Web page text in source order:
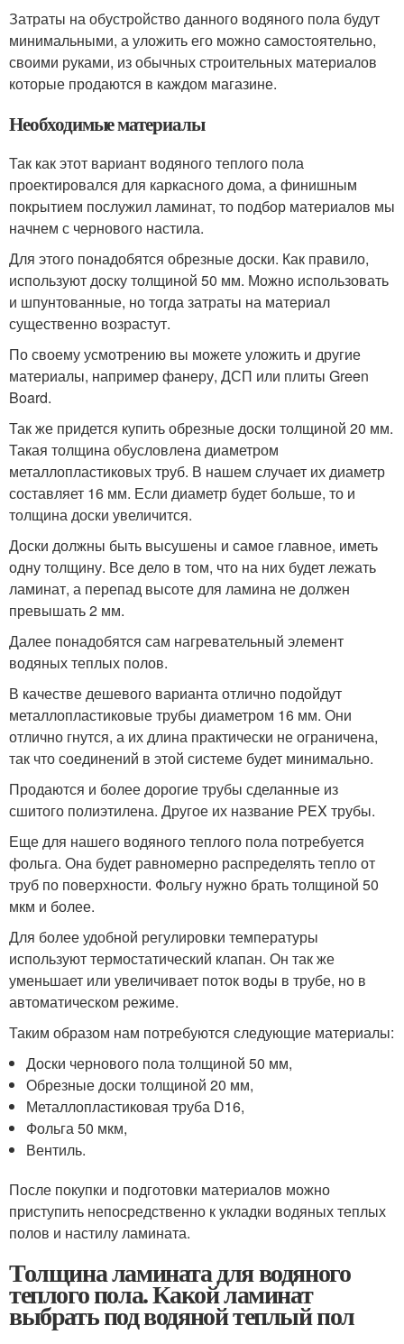
Затраты на обустройство данного водяного пола будут
минимальными, а уложить его можно самостоятельно,
своими руками, из обычных строительных материалов
которые продаются в каждом магазине.
Необходимые материалы
Так как этот вариант водяного теплого пола
проектировался для каркасного дома, а финишным
покрытием послужил ламинат, то подбор материалов мы
начнем с чернового настила.
Для этого понадобятся обрезные доски. Как правило,
используют доску толщиной 50 мм. Можно использовать
и шпунтованные, но тогда затраты на материал
существенно возрастут.
По своему усмотрению вы можете уложить и другие
материалы, например фанеру, ДСП или плиты Green
Board.
Так же придется купить обрезные доски толщиной 20 мм.
Такая толщина обусловлена диаметром
металлопластиковых труб. В нашем случает их диаметр
составляет 16 мм. Если диаметр будет больше, то и
толщина доски увеличится.
Доски должны быть высушены и самое главное, иметь
одну толщину. Все дело в том, что на них будет лежать
ламинат, а перепад высоте для ламина не должен
превышать 2 мм.
Далее понадобятся сам нагревательный элемент
водяных теплых полов.
В качестве дешевого варианта отлично подойдут
металлопластиковые трубы диаметром 16 мм. Они
отлично гнутся, а их длина практически не ограничена,
так что соединений в этой системе будет минимально.
Продаются и более дорогие трубы сделанные из
сшитого полиэтилена. Другое их название PEX трубы.
Еще для нашего водяного теплого пола потребуется
фольга. Она будет равномерно распределять тепло от
труб по поверхности. Фольгу нужно брать толщиной 50
мкм и более.
Для более удобной регулировки температуры
используют термостатический клапан. Он так же
уменьшает или увеличивает поток воды в трубе, но в
автоматическом режиме.
Таким образом нам потребуются следующие материалы:
Доски чернового пола толщиной 50 мм,
Обрезные доски толщиной 20 мм,
Металлопластиковая труба D16,
Фольга 50 мкм,
Вентиль.
После покупки и подготовки материалов можно
приступить непосредственно к укладки водяных теплых
полов и настилу ламината.
Толщина ламината для водяного
теплого пола. Какой ламинат
выбрать под водяной теплый пол